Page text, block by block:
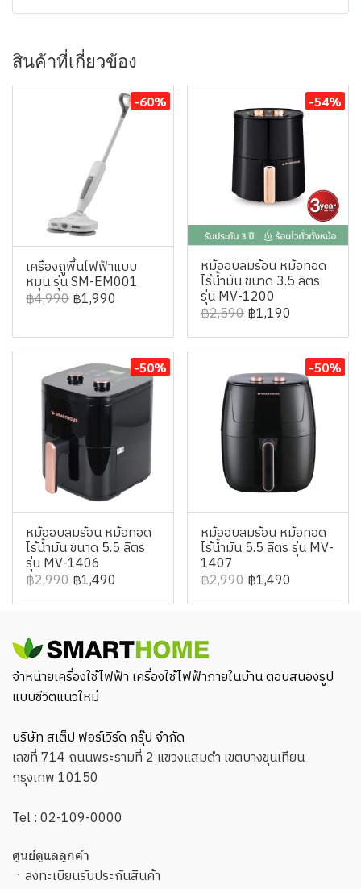
สินค้าที่เกี่ยวข้อง
-60%
เครื่องถูพื้นไฟฟ้าแบบ
หมุน รุ่น SM-EM001
฿4,990฿1,990
-54%
หม้ออบลมร้อน หม้อทอด
ไร้น้ำมัน ขนาด 3.5 ลิตร
รุ่น MV-1200
฿2,590฿1,190
-50%
หม้ออบลมร้อน หม้อทอด
ไร้น้ำมัน ขนาด 5.5 ลิตร
รุ่น MV-1406
฿2,990฿1,490
-50%
หม้ออบลมร้อน หม้อทอด
ไร้น้ำมัน 5.5 ลิตร รุ่น MV-
1407
฿2,990฿1,490
จำหน่ายเครื่องใช้ไฟฟ้า เครื่องใช้ไฟฟ้าภายในบ้าน ตอบสนองรูป
แบบชีวิตแนวใหม่
บริษัท สเต็ป ฟอร์เวิร์ด กรุ๊ป จำกัด
เลขที่ 714 ถนนพระรามที่ 2 แขวงแสมดำ เขตบางขุนเทียน
กรุงเทพ 10150
Tel :02-109-0000
ศูนย์ดูแลลูกค้า
ㆍ ลงทะเบียนรับประกันสินค้า